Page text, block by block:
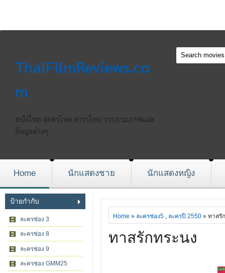
ThaiFilmReviews.co
m
หนังไทย ละครไทย ดาราไทย รวบรวมภาพและ
ข้อมูลต่างๆ
Home นักแสดงชาย นักแสดงหญิง
ป้ายกำกับ
ละครช่อง 3
ละครช่อง 8
ละครช่อง 9
ละครช่อง GMM25
Home » ละครช่อง5 , ละครปี 2550 » ทาสรั
ทาสรักทระนง